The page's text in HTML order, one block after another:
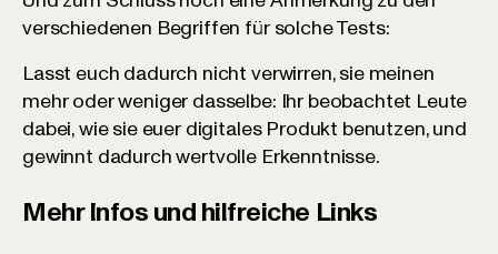
verschiedenen Begriffen für solche Tests:
Lasst euch dadurch nicht verwirren, sie meinen
mehr oder weniger dasselbe: Ihr beobachtet Leute
dabei, wie sie euer digitales Produkt benutzen, und
gewinnt dadurch wertvolle Erkenntnisse.
Mehr Infos und hilfreiche Links